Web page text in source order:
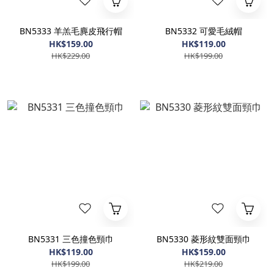
BN5333 羊羔毛麂皮飛行帽
HK$159.00
HK$229.00
BN5332 可愛毛絨帽
HK$119.00
HK$199.00
BN5331 三色撞色頸巾
HK$119.00
HK$199.00
BN5330 菱形紋雙面頸巾
HK$159.00
HK$219.00